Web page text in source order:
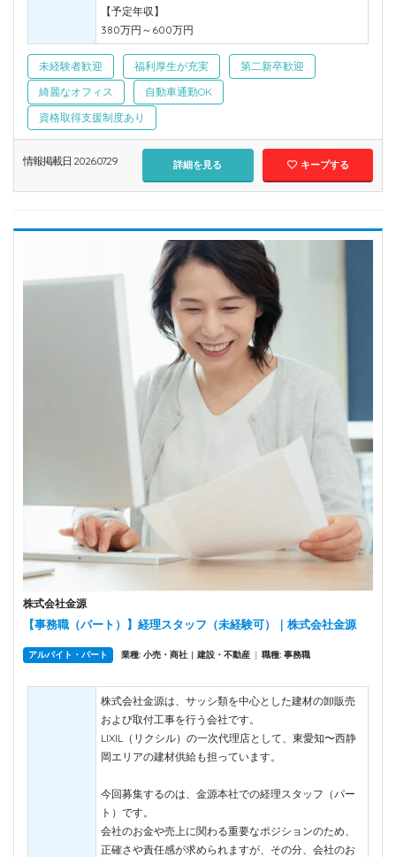
【予定年収】
380万円～600万円
未経験者歓迎 福利厚生が充実
第二新卒歓迎
綺麗なオフィス
自動車通勤OK
資格取得支援制度あり
情報掲載日 2026.07.29 詳細を見る キープする
株式会社金源
【事務職（パート）】経理スタッフ（未経験可）｜株式会社金源
アルバイト・パート 業種: 小売・商社 | 建設・不動産 | 職種: 事務職
株式会社金源は、サッシ類を中心とした建材の卸販売
および取付工事を行う会社です。
LIXIL（リクシル）の一次代理店として、東愛知〜西静
岡エリアの建材供給も担っています。
今回募集するのは、金源本社での経理スタッフ（パー
ト）です。
会社のお金や売上に関わる重要なポジションのため、
正確さや責任感が求められますが、その分、会社のお